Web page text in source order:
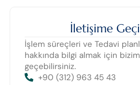
İletişime
İşlem süreçleri ve Tedavi
hakkında bilgi almak için
geçebilirsiniz.
+90 (312) 963 45 43